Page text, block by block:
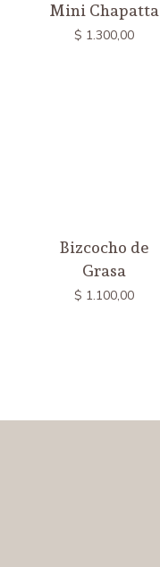
Mini Chapatta
$ 1.300,00
Bizcocho de
Grasa
$ 1.100,00